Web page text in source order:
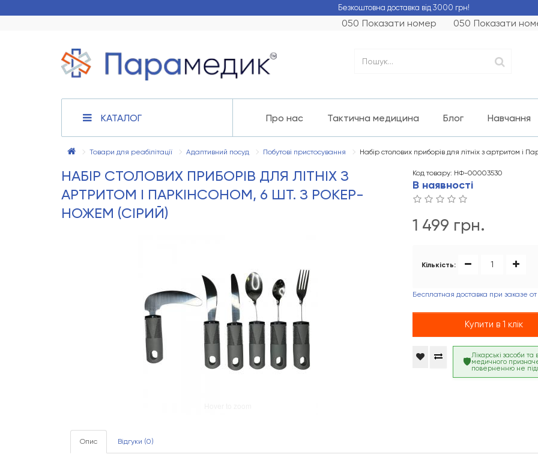
Безкоштовна доставка від 3000 грн!
050 Показати номер 050 Показати
КАТАЛОГ Про нас Тактична медицина Блог Навчання
Товари для реабілітації Адаптивний посуд Побутові пристосування Набір столових приборів для літніх з артритом і
НАБІР СТОЛОВИХ ПРИБОРІВ ДЛЯ ЛІТНІХ З
АРТРИТОМ І ПАРКІНСОНОМ, 6 ШТ. З РОКЕР-
НОЖЕМ (СІРИЙ)
Код товару: НФ-00003530
В наявності
1 499 грн.
Кількість:
Бесплатная доставка при заказе
Купити в 1 клік
Лікарські засоби та
медичного
поверненню не
Опис Відгуки (0)